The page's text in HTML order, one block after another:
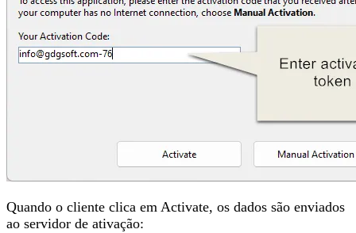
Quando o cliente clica em Activate, os dados são enviados
ao servidor de ativação: